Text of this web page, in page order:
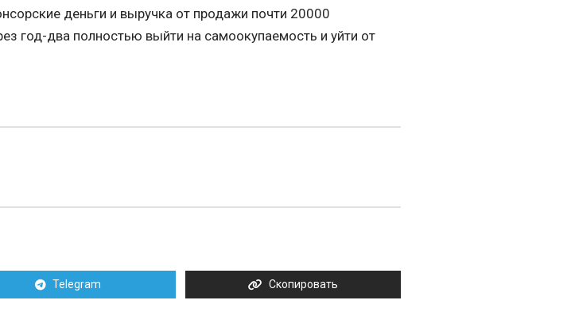
деньги и выручка от продажи почти 20000
год-два полностью выйти на самоокупаемость и уйти от
Telegram Скопировать